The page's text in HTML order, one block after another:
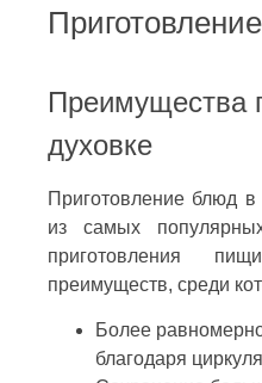
Преимущества
духовке
Приготовление блюд в
из самых
приготовления
преимуществ, среди
Более
благодаря